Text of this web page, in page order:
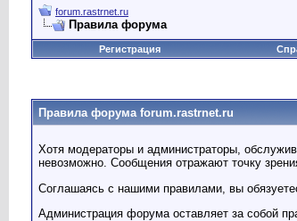
forum.rastrnet.ru
Правила форума
Регистрация
Правила форума forum.rastrnet.ru
Хотя модераторы и администраторы,
невозможно. Сообщения отражают точку
Соглашаясь с нашими правилами, вы
Администрация форума оставляет за собой